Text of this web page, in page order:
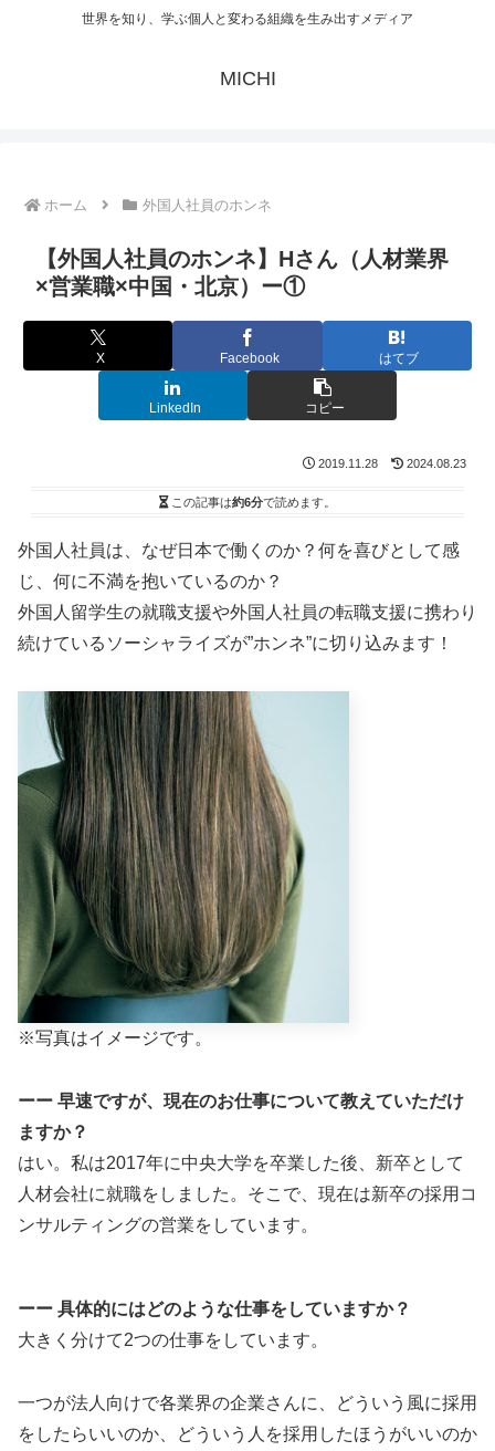
世界を知り、学ぶ個人と変わる組織を生み出すメディア
MICHI
ホーム 外国人社員のホンネ
【外国人社員のホンネ】Hさん（人材業界
×営業職×中国・北京）ー①
X Facebook はてブ
LinkedIn コピー
2019.11.28 2024.08.23
この記事は約6分で読めます。
外国人社員は、なぜ日本で働くのか？何を喜びとして感
じ、何に不満を抱いているのか？
外国人留学生の就職支援や外国人社員の転職支援に携わり
続けているソーシャライズが”ホンネ”に切り込みます！
※写真はイメージです。
ーー 早速ですが、現在のお仕事について教えていただけ
ますか？
はい。私は2017年に中央大学を卒業した後、新卒として
人材会社に就職をしました。そこで、現在は新卒の採用コ
ンサルティングの営業をしています。
ーー 具体的にはどのような仕事をしていますか？
大きく分けて2つの仕事をしています。
一つが法人向けで各業界の企業さんに、どういう風に採用
をしたらいいのか、どういう人を採用したほうがいいのか